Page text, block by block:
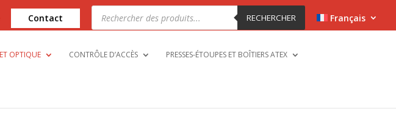
Contact
Recherche
produits
RECHERCHER Français
OPTIQUE CONTRÔLE D’ACCÈS PRESSES-ÉTOUPES ET BOÎTIERS ATEX